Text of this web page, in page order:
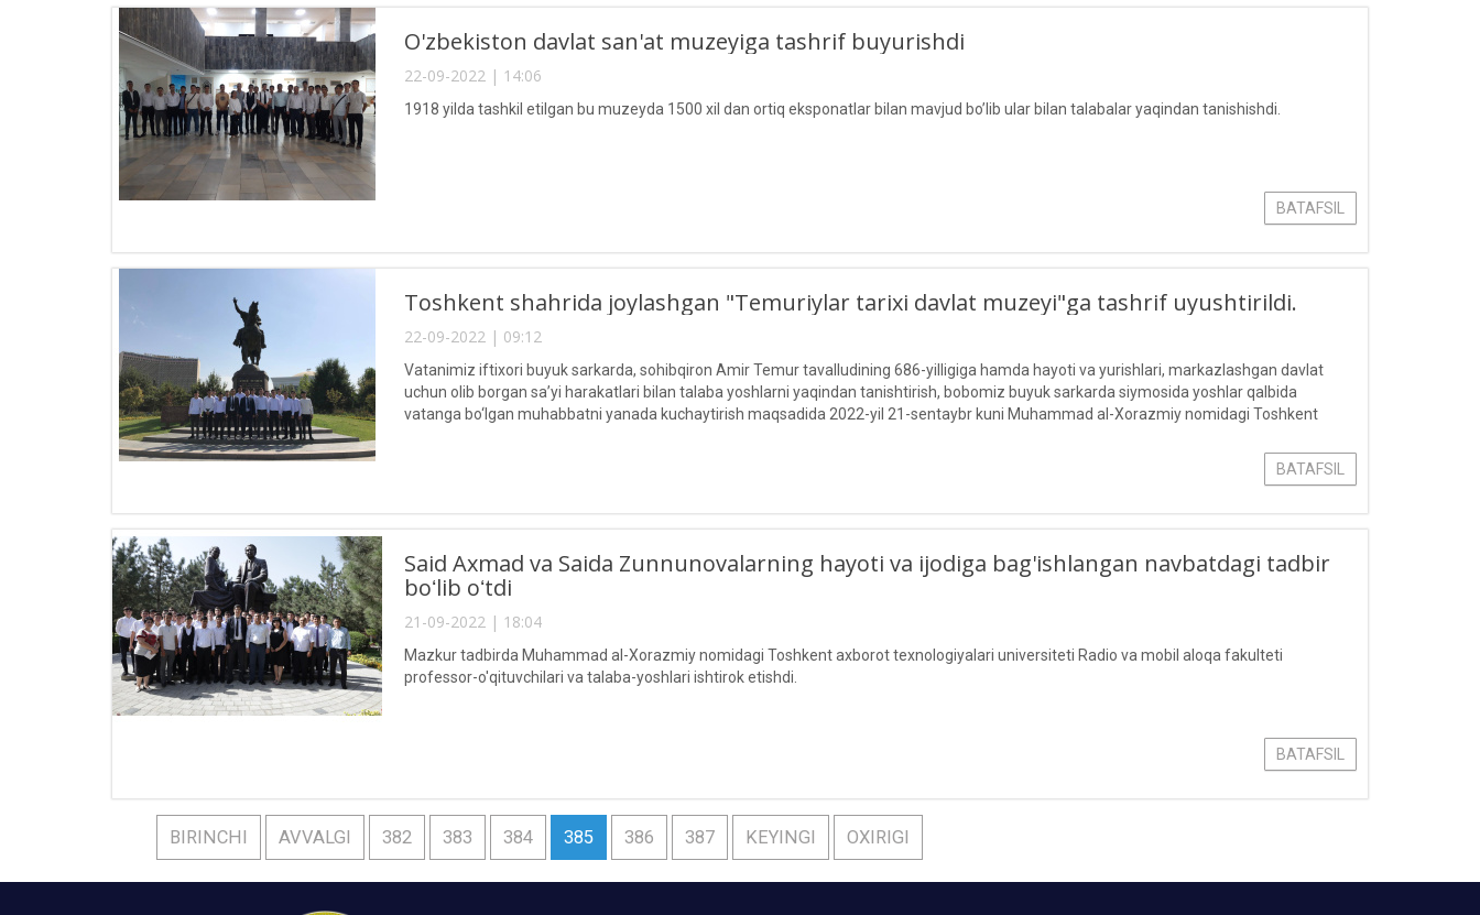
O'zbekiston davlat san'at muzeyiga tashrif buyurishdi
22-09-2022 | 14:06
1918 yilda tashkil etilgan bu muzeyda 1500 xil dan ortiq eksponatlar bilan mavjud bo’lib ular bilan talabalar yaqindan tanishishdi.
BATAFSIL
Toshkent shahrida joylashgan "Temuriylar tarixi davlat muzeyi"ga tashrif uyushtirildi.
22-09-2022 | 09:12
Vatanimiz iftixori buyuk sarkarda, sohibqiron Amir Temur tavalludining 686-yilligiga hamda hayoti va yurishlari, markazlashgan davlat
uchun olib borgan sa’yi harakatlari bilan talaba yoshlarni yaqindan tanishtirish, bobomiz buyuk sarkarda siymosida yoshlar qalbida
vatanga bo‘lgan muhabbatni yanada kuchaytirish maqsadida 2022-yil 21-sentaybr kuni Muhammad al-Xorazmiy nomidagi Toshkent
BATAFSIL
Said Axmad va Saida Zunnunovalarning hayoti va ijodiga bag'ishlangan navbatdagi tadbir
boʻlib oʻtdi
21-09-2022 | 18:04
Mazkur tadbirda Muhammad al-Xorazmiy nomidagi Toshkent axborot texnologiyalari universiteti Radio va mobil aloqa fakulteti
professor-o'qituvchilari va talaba-yoshlari ishtirok etishdi.
BATAFSIL
BIRINCHI AVVALGI 382 383 384 385 386 387 KEYINGI OXIRIGI